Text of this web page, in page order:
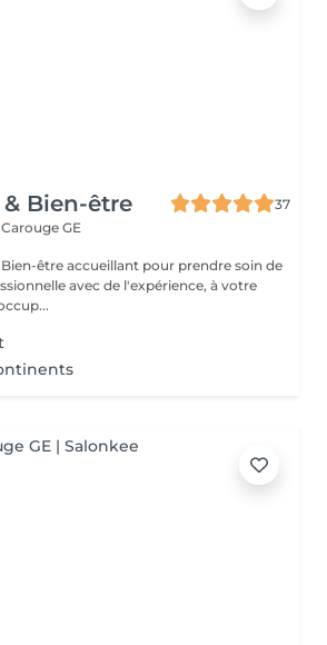
Bien-être
37
Carouge GE
être accueillant pour prendre soin de
avec de l'expérience, à votre